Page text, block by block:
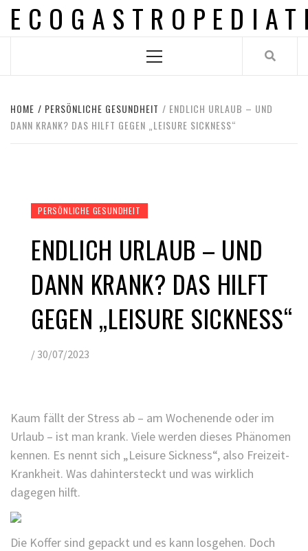
Skip
Menu
HOME PERSÖNLICHE GESUNDHEIT
ENDLICH URLAUB – UND
DANN KRANK? DAS HILFT GEGEN „LEISURE SICKNESS“
PERSÖNLICHE GESUNDHEIT
ENDLICH URLAUB – UND
DANN KRANK? DAS HILFT
GEGEN „LEISURE SICKNESS“
/ 30/07/2023
Kaum fällt der Stress ab – am Wochenende oder im
Urlaub – ist man krank. Viele werden dieses Phänomen
kennen. Es nennt sich „Leisure Sickness“, also Freizeit-
Krankheit. Was dahintersteckt und was wirklich
dagegen hilft.
Die Koffer sind gepackt und es kann losgehen. Doch